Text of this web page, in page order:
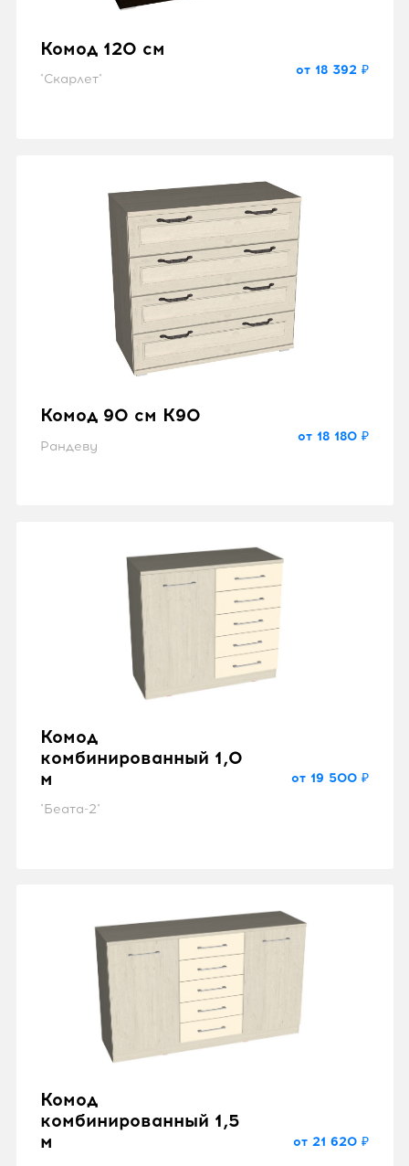
Комод 120 см
"Скарлет"
от 18 392 ₽
Комод 90 см K90
Рандеву
от 18 180 ₽
Комод
комбинированный 1,0
м
"Беата-2"
от 19 500 ₽
Комод
комбинированный 1,5
м
от 21 620 ₽